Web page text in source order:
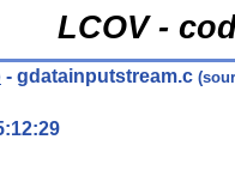
LCOV -
- gdatainputstream.c